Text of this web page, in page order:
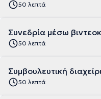
50 λεπτά
Συνεδρία μέσω
50 λεπτά
Συμβουλευτική
50 λεπτά